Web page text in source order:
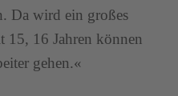
Da wird ein großes
15, 16 Jahren können
gehen.«